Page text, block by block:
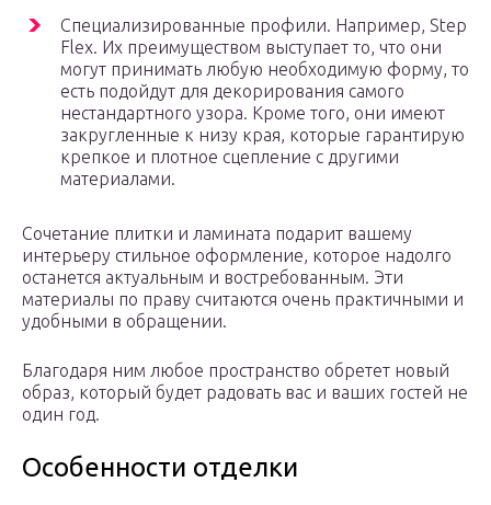
Специализированные профили. Например, Step
Flex. Их преимуществом выступает то, что они
могут принимать любую необходимую форму, то
есть подойдут для декорирования самого
нестандартного узора. Кроме того, они имеют
закругленные к низу края, которые гарантирую
крепкое и плотное сцепление с другими
материалами.
Сочетание плитки и ламината подарит вашему
интерьеру стильное оформление, которое надолго
останется актуальным и востребованным. Эти
материалы по праву считаются очень практичными и
удобными в обращении.
Благодаря ним любое пространство обретет новый
образ, который будет радовать вас и ваших гостей не
один год.
Особенности отделки